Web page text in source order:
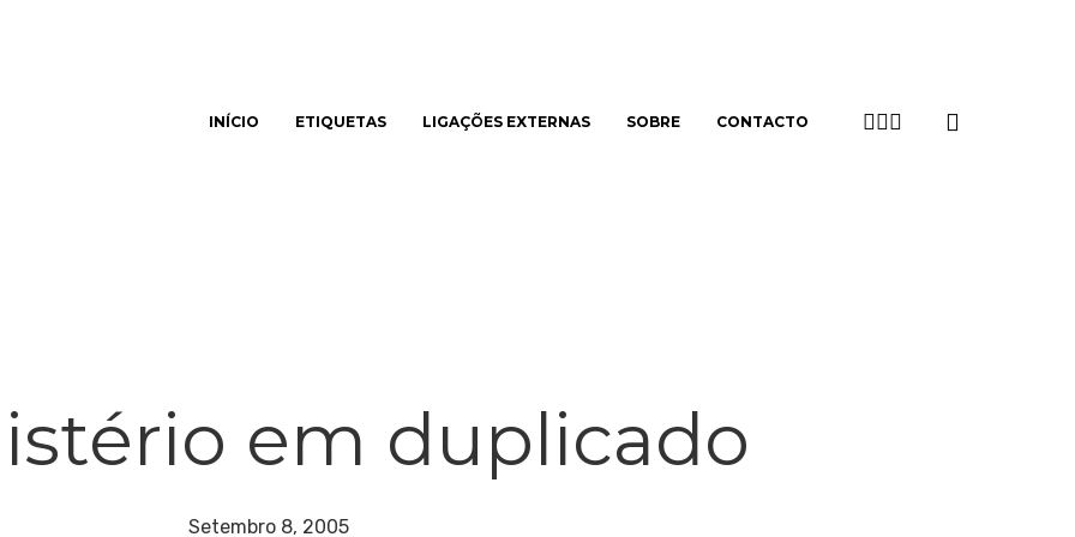
INÍCIO ETIQUETAS LIGAÇÕES EXTERNAS SOBRE CONTACTO TWITTER
LINKEDIN
EMAIL
em duplicado
Setembro 8, 2005